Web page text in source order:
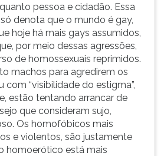
pessoa e cidadão. Essa
denota que o mundo é gay,
hoje há mais gays assumidos,
por meio dessas agressões,
de homossexuais reprimidos.
machos para agredirem os
com “visibilidade do estigma”,
estão tentando arrancar de
que consideram sujo,
Os homofóbicos mais
e violentos, são justamente
homoerótico está mais